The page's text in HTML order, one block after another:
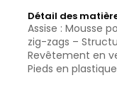
Détail des
Assise : Mousse
zig-zags –
Revêtement en
Pieds en plastique